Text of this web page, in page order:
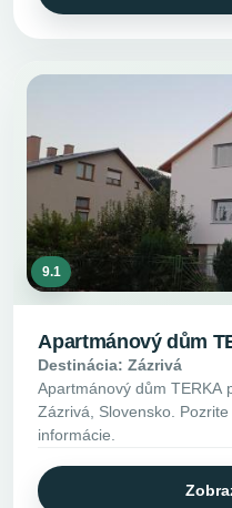
9.1
Apartmánový dům
Destinácia: Zázrivá
Apartmánový dům TERKA
Zázrivá, Slovensko.
informácie.